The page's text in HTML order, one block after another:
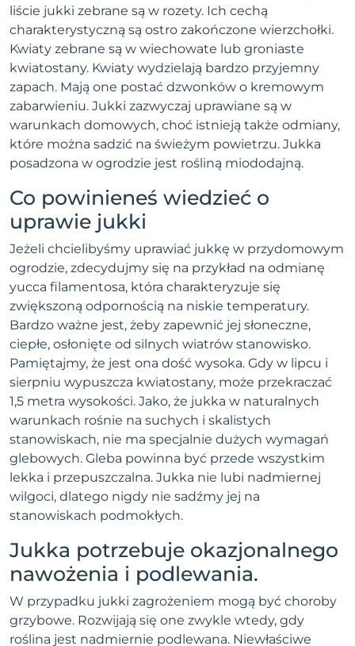
liście jukki zebrane są w rozety. Ich cechą
charakterystyczną są ostro zakończone wierzchołki.
Kwiaty zebrane są w wiechowate lub groniaste
kwiatostany. Kwiaty wydzielają bardzo przyjemny
zapach. Mają one postać dzwonków o kremowym
zabarwieniu. Jukki zazwyczaj uprawiane są w
warunkach domowych, choć istnieją także odmiany,
które można sadzić na świeżym powietrzu. Jukka
posadzona w ogrodzie jest rośliną miododajną.
Co powinieneś wiedzieć o
uprawie jukki
Jeżeli chcielibyśmy uprawiać jukkę w przydomowym
ogrodzie, zdecydujmy się na przykład na odmianę
yucca filamentosa, która charakteryzuje się
zwiększoną odpornością na niskie temperatury.
Bardzo ważne jest, żeby zapewnić jej słoneczne,
ciepłe, osłonięte od silnych wiatrów stanowisko.
Pamiętajmy, że jest ona dość wysoka. Gdy w lipcu i
sierpniu wypuszcza kwiatostany, może przekraczać
1,5 metra wysokości. Jako, że jukka w naturalnych
warunkach rośnie na suchych i skalistych
stanowiskach, nie ma specjalnie dużych wymagań
glebowych. Gleba powinna być przede wszystkim
lekka i przepuszczalna. Jukka nie lubi nadmiernej
wilgoci, dlatego nigdy nie sadźmy jej na
stanowiskach podmokłych.
Jukka potrzebuje okazjonalnego
nawożenia i podlewania.
W przypadku jukki zagrożeniem mogą być choroby
grzybowe. Rozwijają się one zwykle wtedy, gdy
roślina jest nadmiernie podlewana. Niewłaściwe